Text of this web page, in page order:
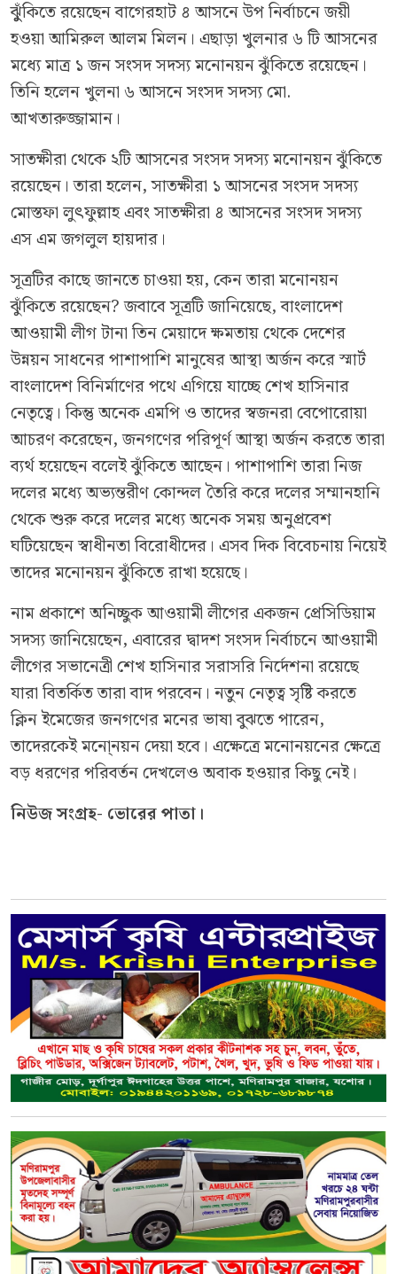
ঝুুঁকিতে রয়েছেন বাগেরহাট ৪ আসনে উপ নির্বাচনে জয়ী
হওয়া আমিরুল আলম মিলন। এছাড়া খুলনার ৬ টি আসনের
মধ্যে মাত্র ১ জন সংসদ সদস্য মনোনয়ন ঝুঁকিতে রয়েছেন।
তিনি হলেন খুলনা ৬ আসনে সংসদ সদস্য মো.
আখতারুজ্জামান।
সাতক্ষীরা থেকে ২টি আসনের সংসদ সদস্য মনোনয়ন ঝুঁকিতে
রয়েছেন। তারা হলেন, সাতক্ষীরা ১ আসনের সংসদ সদস্য
মোস্তফা লুৎফুল্লাহ এবং সাতক্ষীরা ৪ আসনের সংসদ সদস্য
এস এম জগলুল হায়দার।
সূত্রটির কাছে জানতে চাওয়া হয়, কেন তারা মনোনয়ন
ঝুঁকিতে রয়েছেন? জবাবে সূত্রটি জানিয়েছে, বাংলাদেশ
আওয়ামী লীগ টানা তিন মেয়াদে ক্ষমতায় থেকে দেশের
উন্নয়ন সাধনের পাশাপাশি মানুষের আস্থা অর্জন করে স্মার্ট
বাংলাদেশ বিনির্মাণের পথে এগিয়ে যাচ্ছে শেখ হাসিনার
নেতৃত্বে। কিন্তু অনেক এমপি ও তাদের স্বজনরা বেপোরোয়া
আচরণ করেছেন, জনগণের পরিপূর্ণ আস্থা অর্জন করতে তারা
ব্যর্থ হয়েছেন বলেই ঝুঁকিতে আছেন। পাশাপাশি তারা নিজ
দলের মধ্যে অভ্যন্তরীণ কোন্দল তৈরি করে দলের সম্মানহানি
থেকে শুরু করে দলের মধ্যে অনেক সময় অনুপ্রবেশ
ঘটিয়েছেন স্বাধীনতা বিরোধীদের। এসব দিক বিবেচনায় নিয়েই
তাদের মনোনয়ন ঝুঁকিতে রাখা হয়েছে।
নাম প্রকাশে অনিচ্ছুক আওয়ামী লীগের একজন প্রেসিডিয়াম
সদস্য জানিয়েছেন, এবারের দ্বাদশ সংসদ নির্বাচনে আওয়ামী
লীগের সভানেত্রী শেখ হাসিনার সরাসরি নির্দেশনা রয়েছে
যারা বিতর্কিত তারা বাদ পরবেন। নতুন নেতৃত্ব সৃষ্টি করতে
ক্লিন ইমেজের জনগণের মনের ভাষা বুঝতে পারেন,
তাদেরকেই মনো্নয়ন দেয়া হবে। এক্ষেত্রে মনোনয়নের ক্ষেত্রে
বড় ধরণের পরিবর্তন দেখলেও অবাক হওয়ার কিছু নেই।
নিউজ সংগ্রহ- ভোরের পাতা।